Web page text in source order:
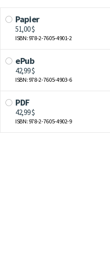
Papier
51,00 $
ISBN: 978-2-7605-4901-2
ePub
42,99 $
ISBN: 978-2-7605-4903-6
PDF
42,99 $
ISBN: 978-2-7605-4902-9